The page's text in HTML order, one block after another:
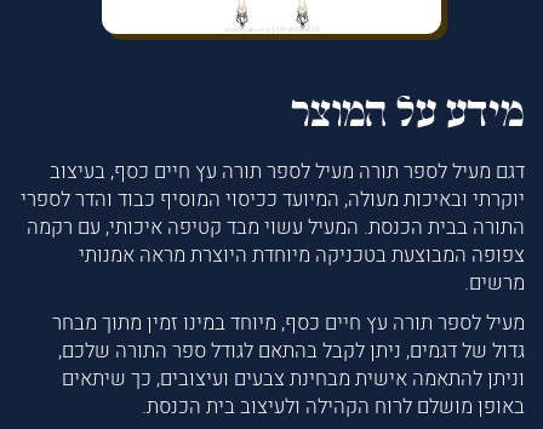
מידע על המוצר
דגם מעיל לספר תורה מעיל לספר תורה עץ חיים כסף, בעיצוב
יוקרתי ובאיכות מעולה, המיועד ככיסוי המוסיף כבוד והדר לספרי
התורה בבית הכנסת. המעיל עשוי מבד קטיפה איכותי, עם רקמה
צפופה המבוצעת בטכניקה מיוחדת היוצרת מראה אמנותי
מרשים.
מעיל לספר תורה עץ חיים כסף, מיוחד במינו זמין מתוך מבחר
גדול של דגמים, ניתן לקבל בהתאם לגודל ספר התורה שלכם,
וניתן להתאמה אישית מבחינת צבעים ועיצובים, כך שיתאים
באופן מושלם לרוח הקהילה ולעיצוב בית הכנסת.